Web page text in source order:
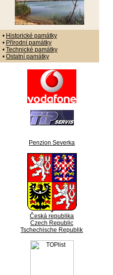
• Historické památky
• Přírodní památky
• Technické památky
• Ostatní památky
Penzion Severka
Česká republika
Czech Republic
Tschechische Republik